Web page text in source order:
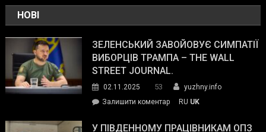
НОВІ
ЗЕЛЕНСЬКИЙ ЗАВОЙОВУЄ СИМПАТІЇ
ВИБОРЦІВ ТРАМПА – THE WALL
STREET JOURNAL.
02.11.2025 53
yuzhny.info
Залишити коментарon
завойовує
RU UK
У ПІВДЕННОМУ ПРАЦІВНИКАМ ОПЗ